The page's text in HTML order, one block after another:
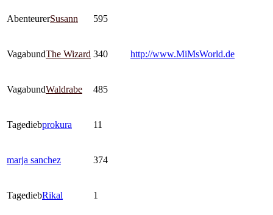
AbenteurerSusann 595
VagabundThe Wizard 340 http://www.MiMsWorld.de
VagabundWaldrabe 485
Tagediebprokura 11
marja sanchez 374
TagediebRikal 1